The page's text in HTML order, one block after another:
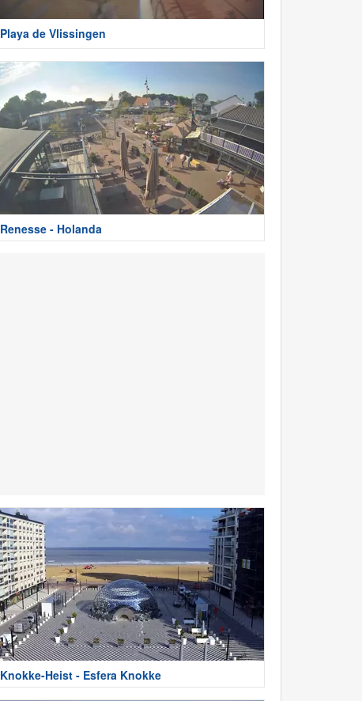
Playa de Vlissingen
Renesse - Holanda
Knokke-Heist - Esfera Knokke